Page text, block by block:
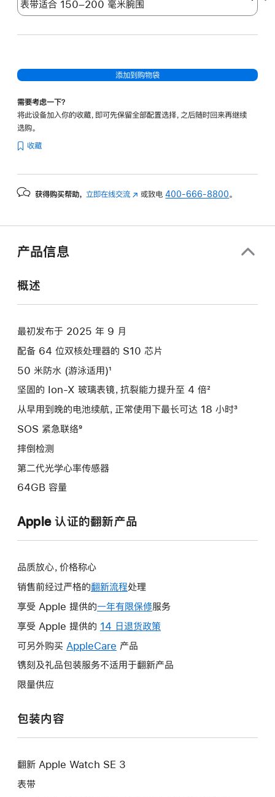
添加到购物袋
需要考虑一下？
将此设备加入你的收藏，即可先保留全部配置选择，之后随时回来再继续
选购。
收藏
获得购买帮助， 立即在线交流 (在 或致电400-666-8800。
产品信息
概述
最初发布于 2025 年 9 月
配备 64 位双核处理器的 S10 芯片
50 米防水 (游泳适用)¹
坚固的 Ion-X 玻璃表镜，抗裂能力提升至 4 倍²
从早用到晚的电池续航，正常使用下最长可达 18 小时³
SOS 紧急联络⁹
摔倒检测
第二代光学心率传感器
64GB 容量
Apple 认证的翻新产品
品质放心，价格称心
销售前经过严格的翻新流程处理
享受 Apple 提供的一年有限保修此
操
打
服务
享受 Apple 提供的 14 日退货政策
将
可另外购买 AppleCare 此
操
新
窗
产品
镌刻及礼品包装服务不适用于翻新产品
限量供应
包装内容
翻新 Apple Watch SE 3
表带